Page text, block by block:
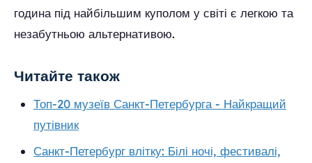
година під найбільшим куполом у світі є легкою та
незабутньою альтернативою.
Читайте також
Топ-20 музеїв Санкт-Петербурга - Найкращий
путівник
Санкт-Петербург влітку: Білі ночі, фестивалі,